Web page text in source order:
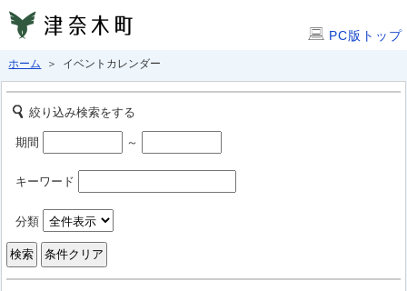
PC版トップ
ホーム ＞ イベントカレンダー
絞り込み検索をする
期間 ～
キーワード
分類